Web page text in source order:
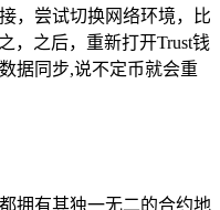
，尝试切换网络环境，比
，之后，重新打开Trust钱
据同步,说不定币就会重
拥有其独一无二的合约地